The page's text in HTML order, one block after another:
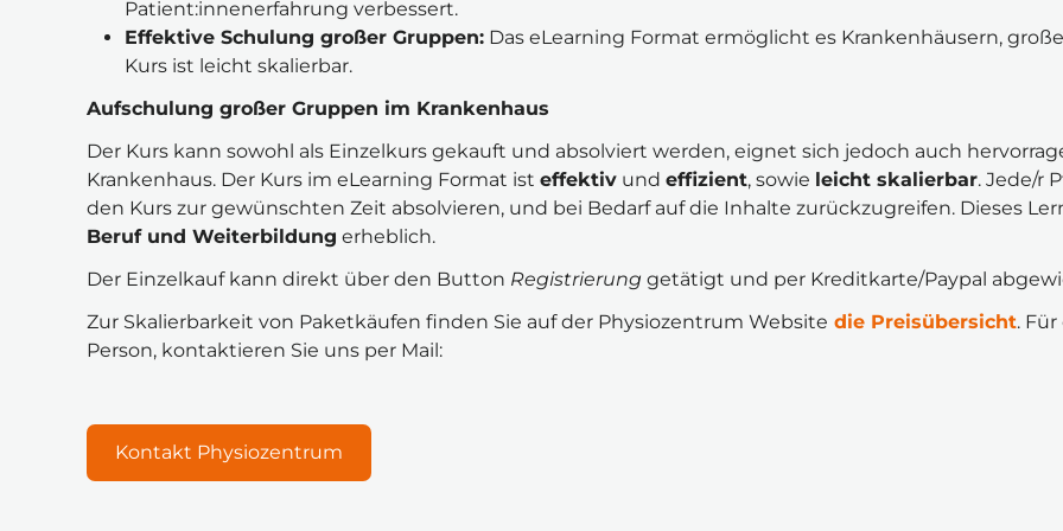
Patient:innenerfahrung verbessert.
Effektive Schulung großer Gruppen: Das eLearning Format ermöglicht es Krankenhäusern,
Kurs ist leicht skalierbar.
Aufschulung großer Gruppen im Krankenhaus
Der Kurs kann sowohl als Einzelkurs gekauft und absolviert werden, eignet sich jedoch auch
Krankenhaus. Der Kurs im eLearning Format ist effektiv und effizient, sowie leicht skalierbar. Jede/r
den Kurs zur gewünschten Zeit absolvieren, und bei Bedarf auf die Inhalte zurückzugreifen. Dieses
Beruf und Weiterbildung erheblich.
Der Einzelkauf kann direkt über den Button Registrierung getätigt und per Kreditkarte/Paypal
Zur Skalierbarkeit von Paketkäufen finden Sie auf der Physiozentrum Website die Preisübersicht.
Person, kontaktieren Sie uns per Mail:
Kontakt Physiozentrum